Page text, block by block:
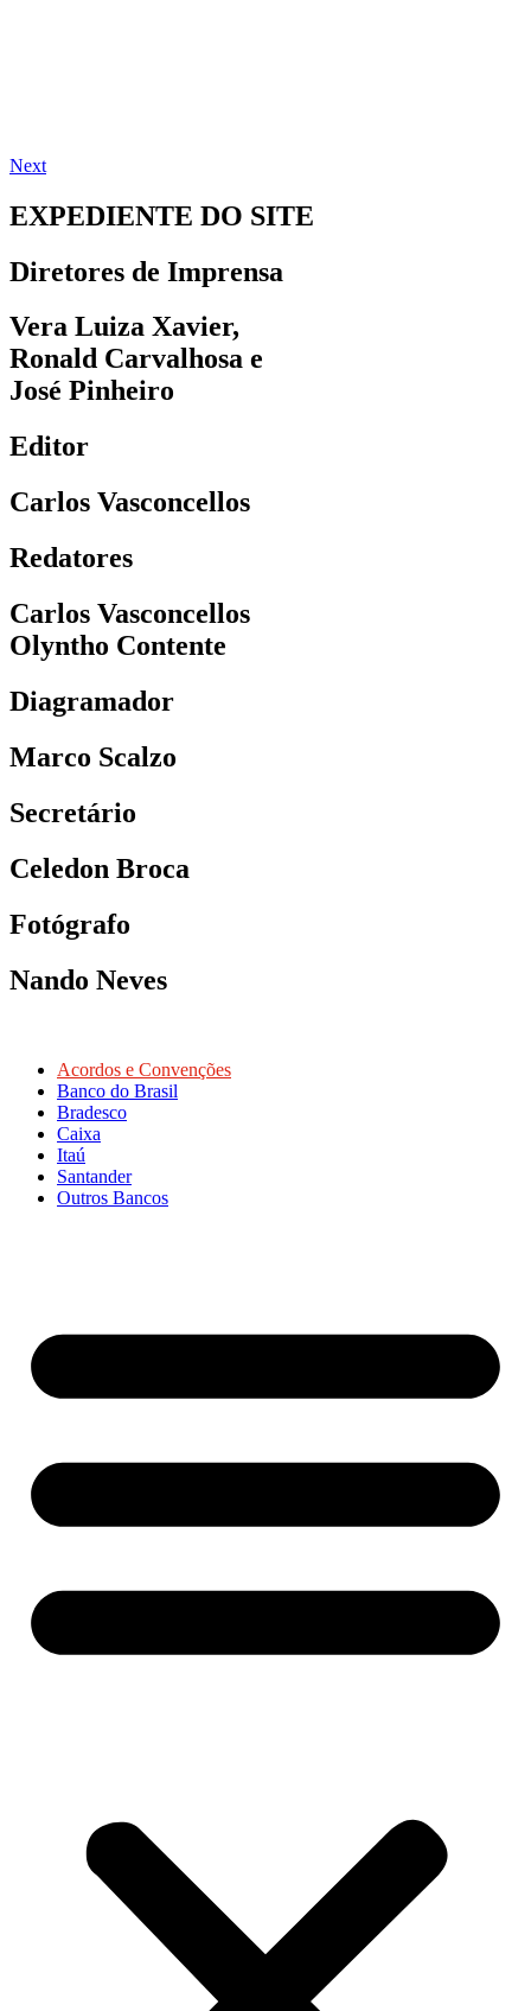
Next
EXPEDIENTE DO SITE
Diretores de Imprensa
Vera Luiza Xavier,
Ronald Carvalhosa e
José Pinheiro
Editor
Carlos Vasconcellos
Redatores
Carlos Vasconcellos
Olyntho Contente
Diagramador
Marco Scalzo
Secretário
Celedon Broca
Fotógrafo
Nando Neves
Acordos e Convenções
Banco do Brasil
Bradesco
Caixa
Itaú
Santander
Outros Bancos